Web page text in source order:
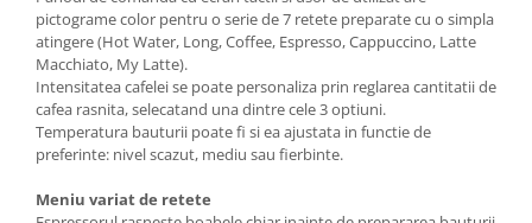
pictograme color pentru o serie de 7 retete preparate cu o simpla
atingere (Hot Water, Long, Coffee, Espresso, Cappuccino, Latte
Macchiato, My Latte).
Intensitatea cafelei se poate personaliza prin reglarea cantitatii de
cafea rasnita, selecatand una dintre cele 3 optiuni.
Temperatura bauturii poate fi si ea ajustata in functie de
preferinte: nivel scazut, mediu sau fierbinte.
Meniu variat de retete